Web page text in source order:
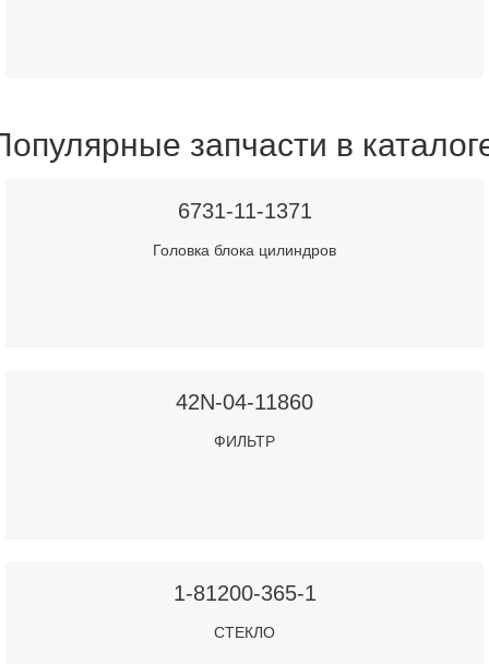
запчасти в
6731-11-1371
Головка блока цилиндров
42N-04-11860
ФИЛЬТР
1-81200-365-1
СТЕКЛО